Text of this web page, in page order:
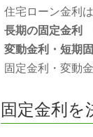
住宅ローン金利
長期の固定金利
変動金利・短期
固定金利・変動
固定金利を